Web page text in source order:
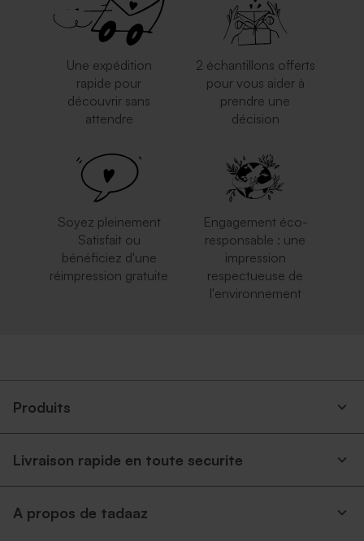
Une expédition
rapide pour
découvrir sans
attendre
2 échantillons offerts
pour vous aider à
prendre une
décision
Soyez pleinement
Satisfait ou
bénéficiez d'une
réimpression gratuite
Engagement éco-
responsable : une
impression
respectueuse de
l'environnement
Produits
Livraison rapide en toute securite
A propos de tadaaz